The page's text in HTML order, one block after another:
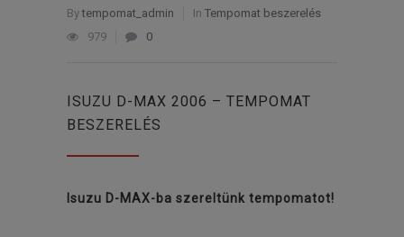
Bytempomat_admin In Tempomat beszerelés
979
0
ISUZU D-MAX 2006 – TEMPOMAT
BESZERELÉS
Isuzu D-MAX-ba szereltünk tempomatot!